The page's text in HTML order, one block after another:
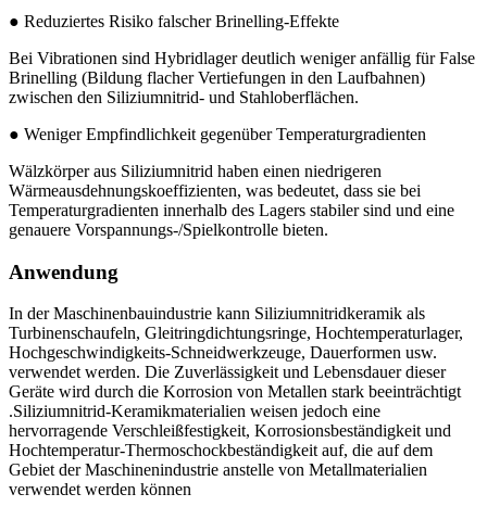
● Reduziertes Risiko falscher Brinelling-Effekte
Bei Vibrationen sind Hybridlager deutlich weniger anfällig für False
Brinelling (Bildung flacher Vertiefungen in den Laufbahnen)
zwischen den Siliziumnitrid- und Stahloberflächen.
● Weniger Empfindlichkeit gegenüber Temperaturgradienten
Wälzkörper aus Siliziumnitrid haben einen niedrigeren
Wärmeausdehnungskoeffizienten, was bedeutet, dass sie bei
Temperaturgradienten innerhalb des Lagers stabiler sind und eine
genauere Vorspannungs-/Spielkontrolle bieten.
Anwendung
In der Maschinenbauindustrie kann Siliziumnitridkeramik als
Turbinenschaufeln, Gleitringdichtungsringe, Hochtemperaturlager,
Hochgeschwindigkeits-Schneidwerkzeuge, Dauerformen usw.
verwendet werden. Die Zuverlässigkeit und Lebensdauer dieser
Geräte wird durch die Korrosion von Metallen stark beeinträchtigt
.Siliziumnitrid-Keramikmaterialien weisen jedoch eine
hervorragende Verschleißfestigkeit, Korrosionsbeständigkeit und
Hochtemperatur-Thermoschockbeständigkeit auf, die auf dem
Gebiet der Maschinenindustrie anstelle von Metallmaterialien
verwendet werden können